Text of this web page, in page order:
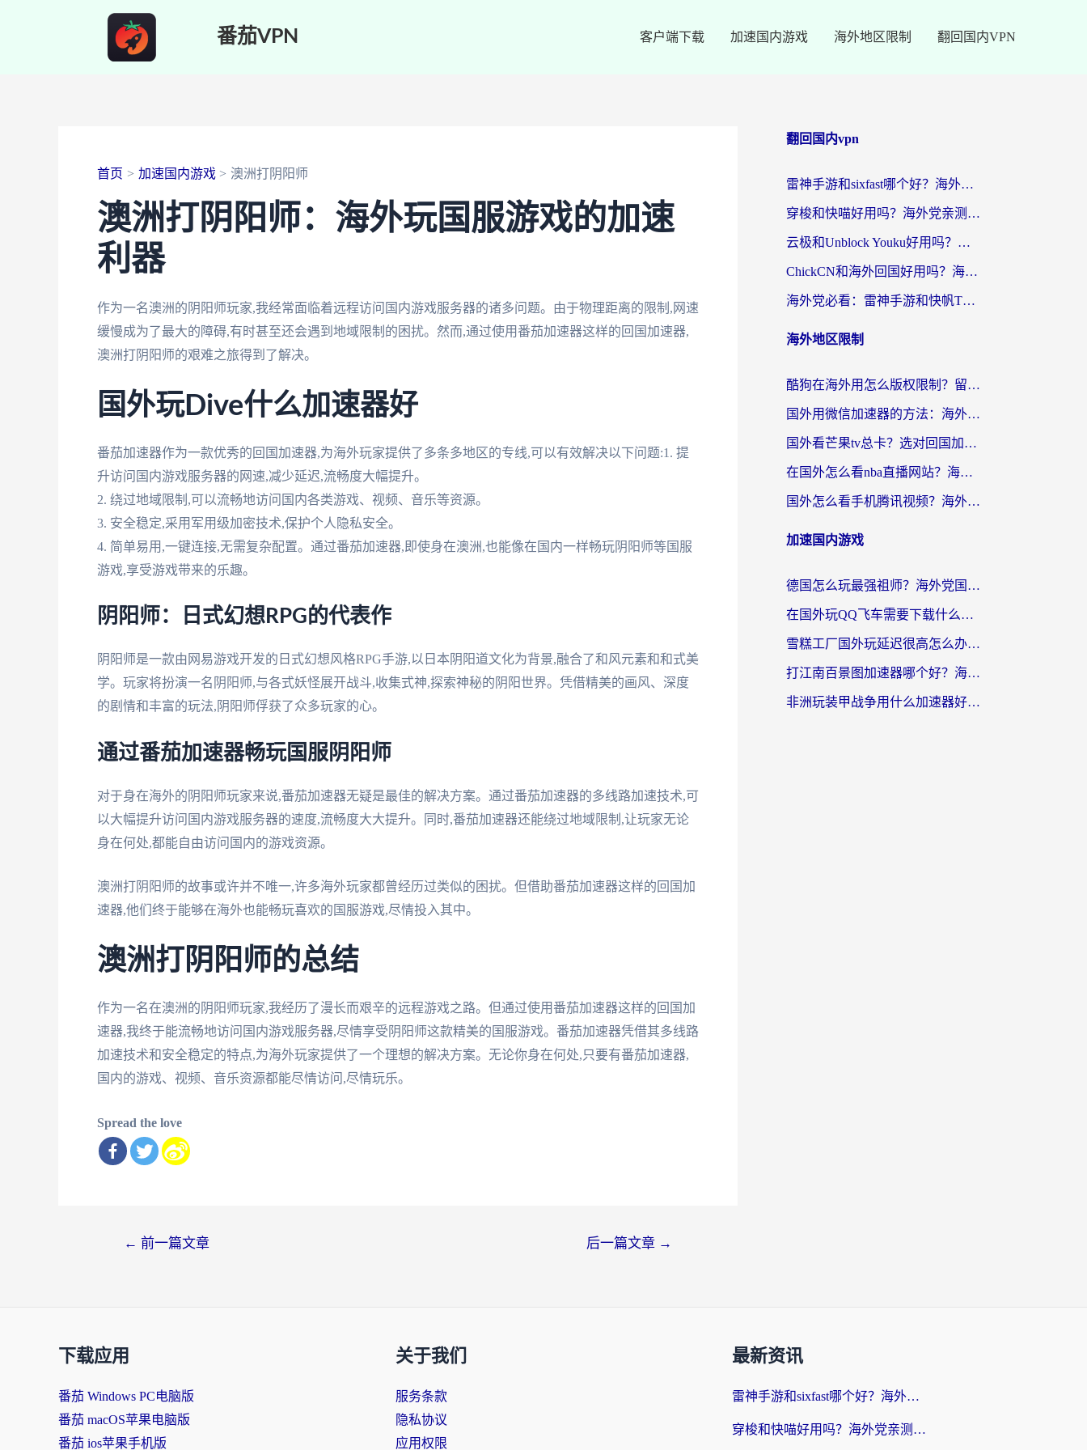
番茄VPN 客户端下载 加速国内游戏 海外地区限制 翻回国内VPN
首页 加速国内游戏 澳洲打阴阳师
澳洲打阴阳师：海外玩国服游戏的加速
利器
作为一名澳洲的阴阳师玩家,我经常面临着远程访问国内游戏服务器的诸多问题。由于物理距离的限制,网速
缓慢成为了最大的障碍,有时甚至还会遇到地域限制的困扰。然而,通过使用番茄加速器这样的回国加速器,
澳洲打阴阳师的艰难之旅得到了解决。
国外玩Dive什么加速器好
番茄加速器作为一款优秀的回国加速器,为海外玩家提供了多条多地区的专线,可以有效解决以下问题:1. 提
升访问国内游戏服务器的网速,减少延迟,流畅度大幅提升。
2. 绕过地域限制,可以流畅地访问国内各类游戏、视频、音乐等资源。
3. 安全稳定,采用军用级加密技术,保护个人隐私安全。
4. 简单易用,一键连接,无需复杂配置。通过番茄加速器,即使身在澳洲,也能像在国内一样畅玩阴阳师等国服
游戏,享受游戏带来的乐趣。
阴阳师：日式幻想RPG的代表作
阴阳师是一款由网易游戏开发的日式幻想风格RPG手游,以日本阴阳道文化为背景,融合了和风元素和和式美
学。玩家将扮演一名阴阳师,与各式妖怪展开战斗,收集式神,探索神秘的阴阳世界。凭借精美的画风、深度
的剧情和丰富的玩法,阴阳师俘获了众多玩家的心。
通过番茄加速器畅玩国服阴阳师
对于身在海外的阴阳师玩家来说,番茄加速器无疑是最佳的解决方案。通过番茄加速器的多线路加速技术,可
以大幅提升访问国内游戏服务器的速度,流畅度大大提升。同时,番茄加速器还能绕过地域限制,让玩家无论
身在何处,都能自由访问国内的游戏资源。
澳洲打阴阳师的故事或许并不唯一,许多海外玩家都曾经历过类似的困扰。但借助番茄加速器这样的回国加
速器,他们终于能够在海外也能畅玩喜欢的国服游戏,尽情投入其中。
澳洲打阴阳师的总结
作为一名在澳洲的阴阳师玩家,我经历了漫长而艰辛的远程游戏之路。但通过使用番茄加速器这样的回国加
速器,我终于能流畅地访问国内游戏服务器,尽情享受阴阳师这款精美的国服游戏。番茄加速器凭借其多线路
加速技术和安全稳定的特点,为海外玩家提供了一个理想的解决方案。无论你身在何处,只要有番茄加速器,
国内的游戏、视频、音乐资源都能尽情访问,尽情玩乐。
Spread the love
← 前一篇文章 后一篇文章 →
翻回国内vpn
雷神手游和sixfast哪个好？海外党亲测3款回国加速器，教你选对不踩坑
穿梭和快喵好用吗？海外党亲测：小众加速器对比+番茄加速器深度体验
云极和Unblock Youku好用吗？海外党亲测+2026回国加速器避坑指南
ChickCN和海外回国好用吗？海外党2026亲测：从手游到影音，选对加速器的3个关键
海外党必看：雷神手游和快帆TV版好用吗？3步选对回国加速器不踩坑
海外地区限制
酷狗在海外用怎么版权限制？留学生亲测：3步解决听国内音乐难题
国外用微信加速器的方法：海外党无缝连接国内生活的实用指南
国外看芒果tv总卡？选对回国加速器，轻松追《浪姐》不费劲
在国外怎么看nba直播网站？海外党专属体育观赛指南，告别地区限制！
国外怎么看手机腾讯视频？海外党亲测有效的追剧加速器选择指南
加速国内游戏
德国怎么玩最强祖师？海外党国服游戏加速器选择全攻略（附宝可梦Online实测）
在国外玩QQ飞车需要下载什么加速器呢？海外党亲测有效的国服游戏加速指南
雪糕工厂国外玩延迟很高怎么办？海外玩家国服游戏加速终极攻略（附实测推荐）
打江南百景图加速器哪个好？海外党踩坑N次后，终于找到不卡的秘诀
非洲玩装甲战争用什么加速器好？海外党亲测有效的国服游戏加速方案
下载应用
番茄 Windows PC电脑版
番茄 macOS苹果电脑版
番茄 ios苹果手机版
关于我们
服务条款
隐私协议
应用权限
最新资讯
雷神手游和sixfast哪个好？海外党亲测3款回国加速器，教你选对不踩坑
穿梭和快喵好用吗？海外党亲测：小众加速器对比+番茄加速器深度体验